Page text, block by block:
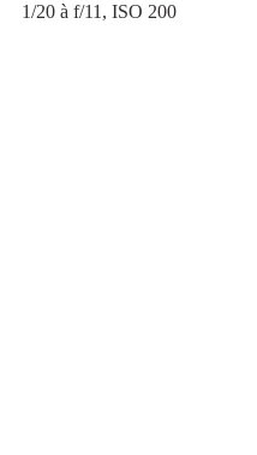
1/20 à f/11, ISO 200